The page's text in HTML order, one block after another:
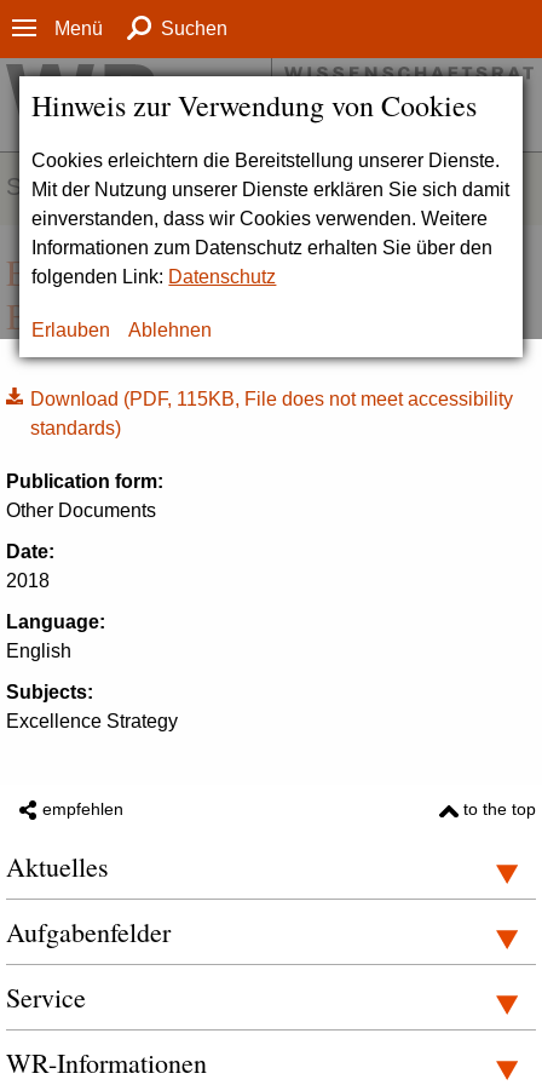
Hinweis zur Verwendung von Cookies
Cookies erleichtern die Bereitstellung unserer Dienste.
Mit der Nutzung unserer Dienste erklären Sie sich damit
einverstanden, dass wir Cookies verwenden. Weitere
Informationen zum Datenschutz erhalten Sie über den
folgenden Link: Datenschutz
Erlauben Ablehnen
Menü Suchen
SERVICE
Excellence Strategy | Guidelines:
Business Travel Accident Insurance
Download (PDF, 115KB, File does not meet accessibility
standards)
Publication form:
Other Documents
Date:
2018
Language:
English
Subjects:
Excellence Strategy
empfehlen to the top
Aktuelles
Aufgabenfelder
Service
WR-Informationen